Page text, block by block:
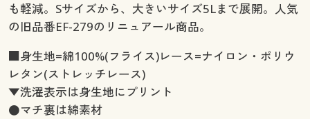
も軽減。Sサイズから、大きいサイズ5Lまで展開。人気
の旧品番EF-279のリニュアール商品。
■身生地=綿100%(フライス)レース=ナイロン・ポリウ
レタン(ストレッチレース)
▼洗濯表示は身生地にプリント
●マチ裏は綿素材